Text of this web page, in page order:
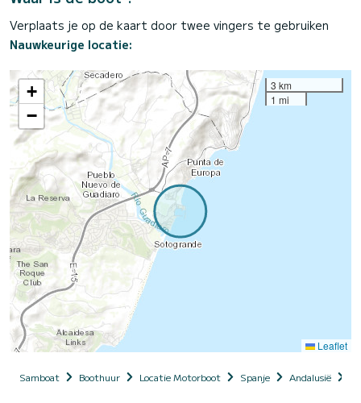
Verplaats je op de kaart door twee vingers te gebruiken
Nauwkeurige locatie:
+
−
3 km
1 mi
Leaflet
Samboat Boothuur Locatie Motorboot Spanje Andalusië